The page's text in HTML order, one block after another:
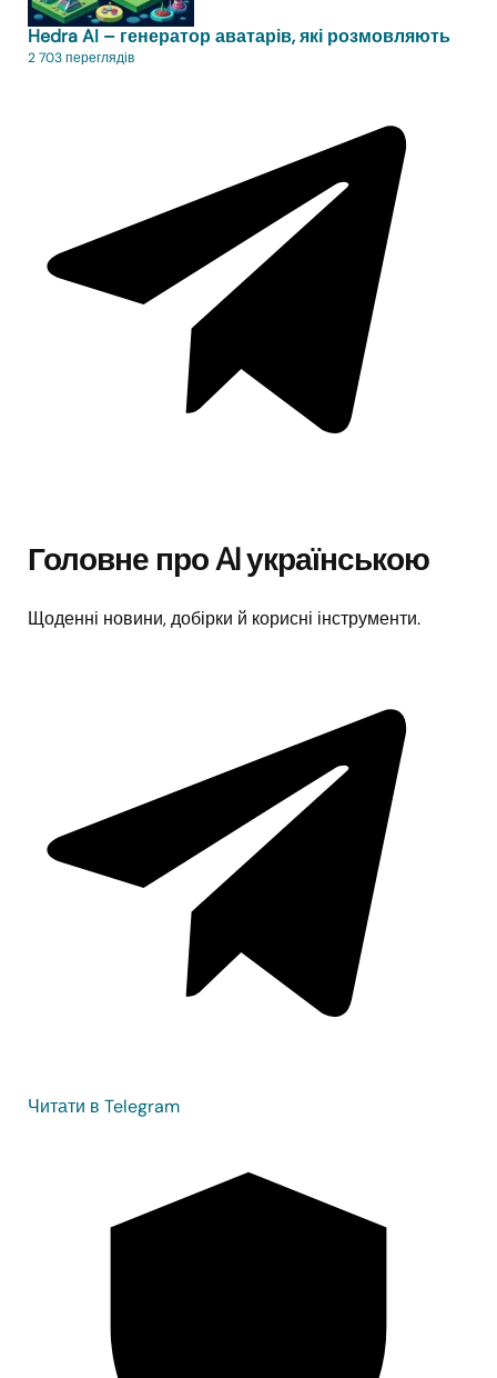
Hedra AI – генератор аватарів, які розмовляють
2 703 переглядів
Головне про AI українською
Щоденні новини, добірки й корисні інструменти.
Читати в Telegram